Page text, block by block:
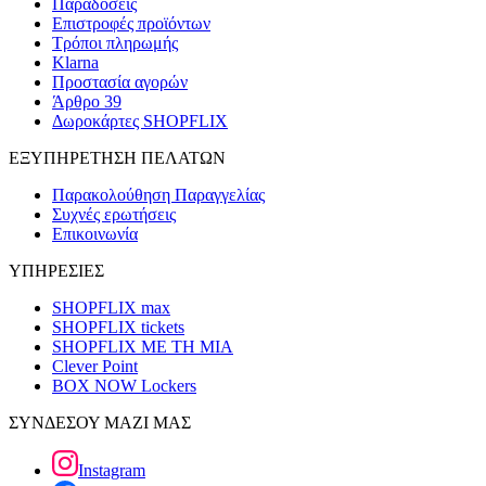
Επιστροφές προϊόντων
Τρόποι πληρωμής
Klarna
Προστασία αγορών
Άρθρο 39
Δωροκάρτες SHOPFLIX
ΕΞΥΠΗΡΕΤΗΣΗ ΠΕΛΑΤΩΝ
Παρακολούθηση Παραγγελίας
Συχνές ερωτήσεις
Επικοινωνία
ΥΠΗΡΕΣΙΕΣ
SHOPFLIX max
SHOPFLIX tickets
SHOPFLIX ΜΕ ΤΗ ΜΙΑ
Clever Point
BOX NOW Lockers
ΣΥΝΔΕΣΟΥ ΜΑΖΙ ΜΑΣ
Instagram